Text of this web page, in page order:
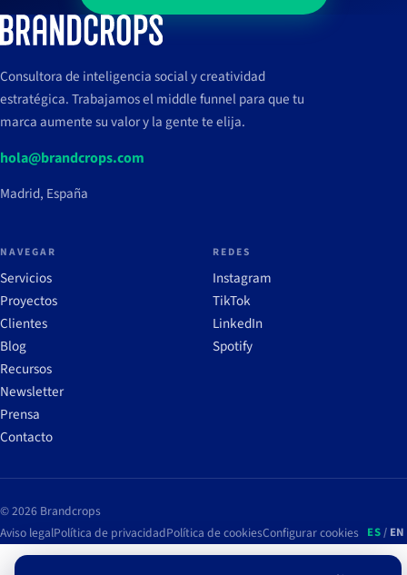
Consultora de inteligencia social y creatividad
estratégica. Trabajamos el middle funnel para que tu
marca aumente su valor y la gente te elija.
hola@brandcrops.com
Madrid, España
NAVEGAR
Servicios
Proyectos
Clientes
Blog
Recursos
Newsletter
Prensa
Contacto
REDES
Instagram
TikTok
LinkedIn
Spotify
© 2026 Brandcrops
Aviso legalPolítica de privacidadPolítica de cookiesConfigurar cookies ES/ EN